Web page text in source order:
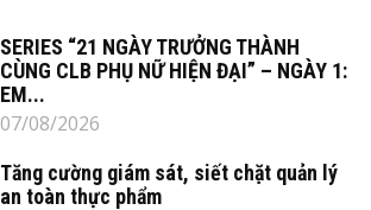
SERIES “21 NGÀY TRƯỞNG THÀNH
CÙNG CLB PHỤ NỮ HIỆN ĐẠI” – NGÀY 1:
EM...
07/08/2026
Tăng cường giám sát, siết chặt quản lý
an toàn thực phẩm